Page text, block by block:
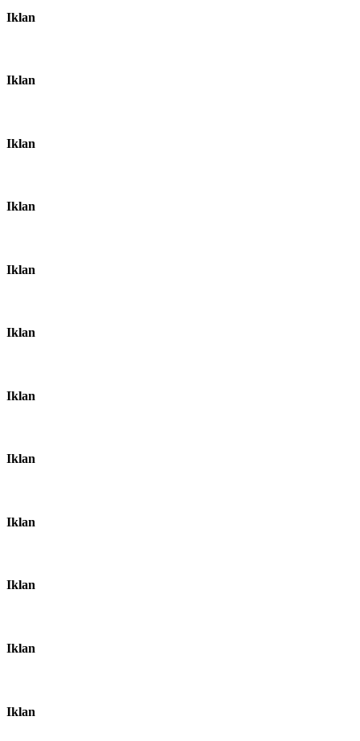
Iklan
Iklan
Iklan
Iklan
Iklan
Iklan
Iklan
Iklan
Iklan
Iklan
Iklan
Iklan